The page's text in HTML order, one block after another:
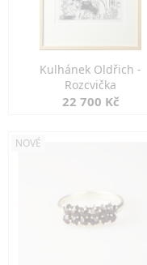
Kulhánek Oldřich -
Rozcvička
22 700 Kč
NOVÉ